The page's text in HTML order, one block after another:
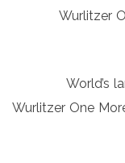
Wurlitzer
World’s
Wurlitzer One